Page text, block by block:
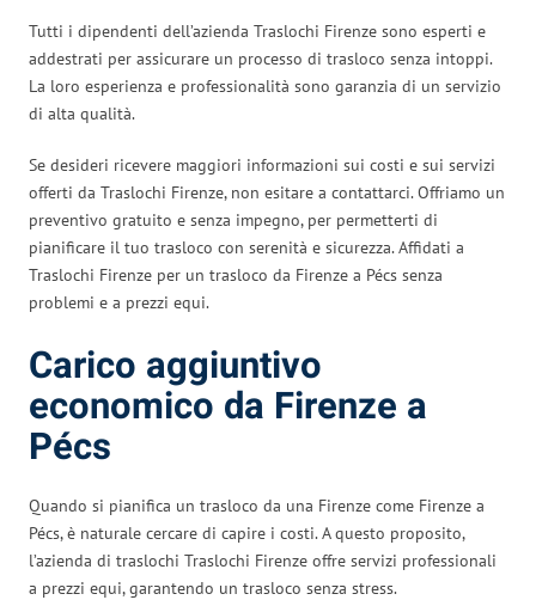
Tutti i dipendenti dell’azienda Traslochi Firenze sono esperti e
addestrati per assicurare un processo di trasloco senza intoppi.
La loro esperienza e professionalità sono garanzia di un servizio
di alta qualità.
Se desideri ricevere maggiori informazioni sui costi e sui servizi
offerti da Traslochi Firenze, non esitare a contattarci. Offriamo un
preventivo gratuito e senza impegno, per permetterti di
pianificare il tuo trasloco con serenità e sicurezza. Affidati a
Traslochi Firenze per un trasloco da Firenze a Pécs senza
problemi e a prezzi equi.
Carico aggiuntivo
economico da Firenze a
Pécs
Quando si pianifica un trasloco da una Firenze come Firenze a
Pécs, è naturale cercare di capire i costi. A questo proposito,
l’azienda di traslochi Traslochi Firenze offre servizi professionali
a prezzi equi, garantendo un trasloco senza stress.